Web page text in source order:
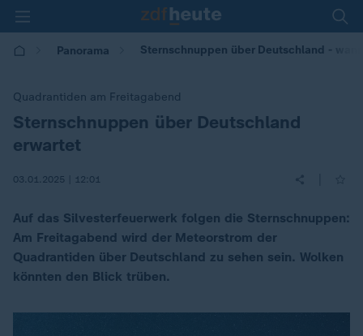
Panorama Sternschnuppen über Deutschland -
Quadrantiden am Freitagabend
:
Sternschnuppen über Deutschland
erwartet
03.01.2025 | 12:01
Auf das Silvesterfeuerwerk folgen die Sternschnuppen:
Am Freitagabend wird der Meteorstrom der
Quadrantiden über Deutschland zu sehen sein. Wolken
könnten den Blick trüben.